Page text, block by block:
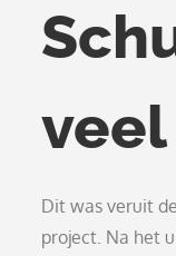
Dit was veruit
project. Na het